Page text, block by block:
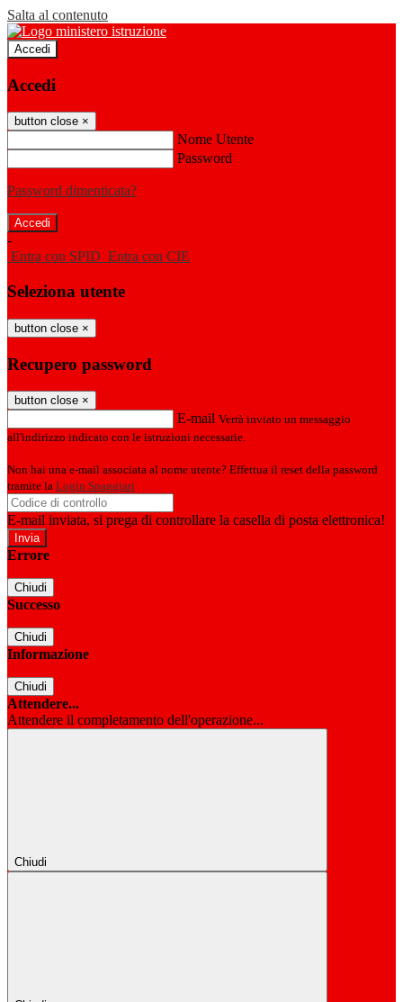
Salta al contenuto
Accedi
Accedi
button close ×
Nome Utente
Password
Password dimenticata?
-
Entra con SPID Entra con CIE
Seleziona utente
button close ×
Recupero password
button close ×
E-mail Verrà inviato un messaggio
all'indirizzo indicato con le istruzioni necessarie.
Non hai una e-mail associata al nome utente? Effettua il reset della password
tramite la Login Spaggiari
E-mail inviata, si prega di controllare la casella di posta elettronica!
Errore
Chiudi
Successo
Chiudi
Informazione
Chiudi
Attendere...
Attendere il completamento dell'operazione...
Chiudi